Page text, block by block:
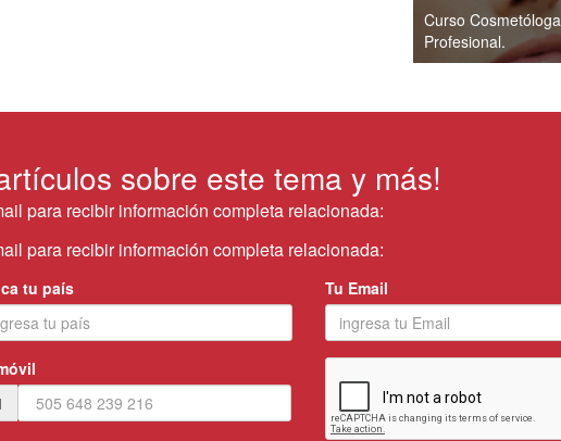
Curso Cosmetóloga
Profesional.
sobre este tema y más!
para recibir información completa relacionada:
para recibir información completa relacionada:
tu país Tu Email